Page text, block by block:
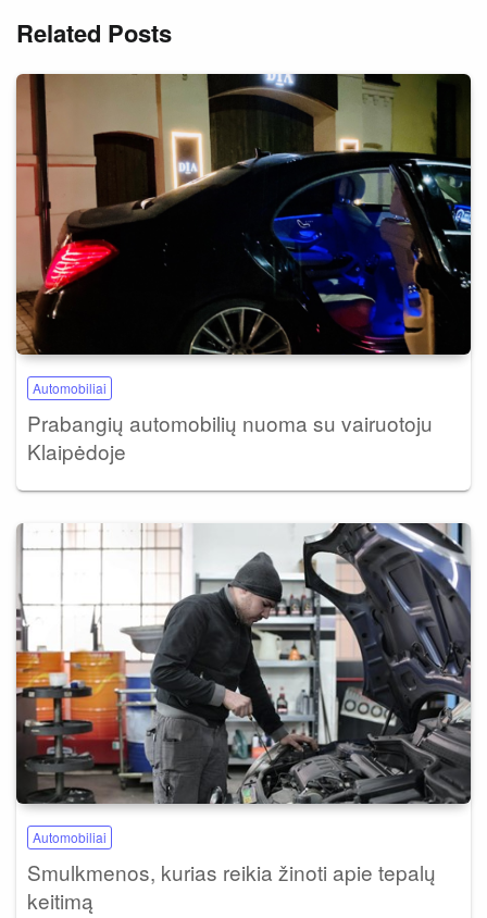
Related Posts
Automobiliai
Prabangių automobilių nuoma su vairuotoju
Klaipėdoje
Automobiliai
Smulkmenos, kurias reikia žinoti apie tepalų
keitimą